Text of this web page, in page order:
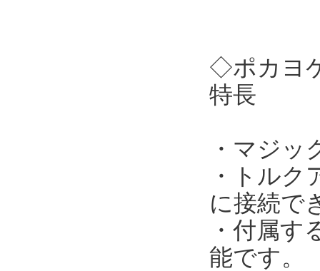
◇ポカヨ
特長
・マジ
・トルク
に接続で
・付属
能です。